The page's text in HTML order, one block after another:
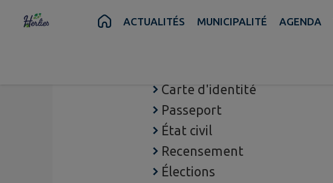
Contenu Menu Recherche Pied de page
ACTUALITÉS MUNICIPALITÉ AGENDA
Carte d'identité
Passeport
État civil
Recensement
Élections